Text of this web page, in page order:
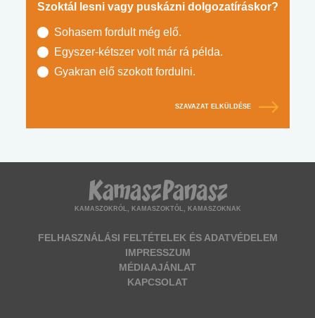
Szoktál lesni vagy puskázni dolgozatíráskor?
Sohasem fordult még elő.
Egyszer-kétszer volt már rá példa.
Gyakran elő szokott fordulni.
SZAVAZAT ELKÜLDÉSE
KAMASZOKRÓL, KAMASZOKTÓL, KAMASZOKNAK
FELHASZNÁLÁSI FELTÉTELEK ÉS ADATVÉDELEM
IMPRESSZUM
MÉDIAAJÁNLAT
KAPCSOLAT